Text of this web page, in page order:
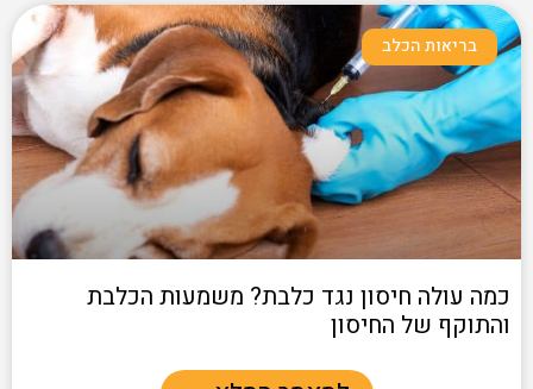
בריאות הכלב
כמה עולה חיסון נגד כלבת? משמעות הכלבת
והתוקף של החיסון